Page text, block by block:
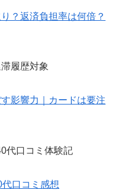
？返済負担率は何倍？
影響力｜カードは要注
口コミ感想